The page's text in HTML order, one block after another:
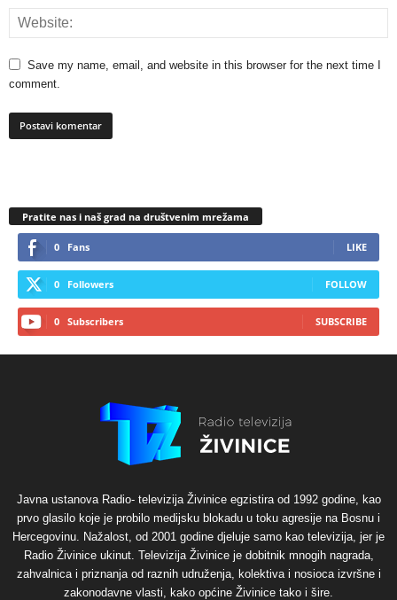
Save my name, email, and website in this browser for the next time I
comment.
Pratite nas i naš grad na društvenim mrežama
0 Fans LIKE
0 Followers FOLLOW
0 Subscribers SUBSCRIBE
Javna ustanova Radio- televizija Živinice egzistira od 1992 godine, kao
prvo glasilo koje je probilo medijsku blokadu u toku agresije na Bosnu i
Hercegovinu. Nažalost, od 2001 godine djeluje samo kao televizija, jer je
Radio Živinice ukinut. Televizija Živinice je dobitnik mnogih nagrada,
zahvalnica i priznanja od raznih udruženja, kolektiva i nosioca izvršne i
zakonodavne vlasti, kako općine Živinice tako i šire.